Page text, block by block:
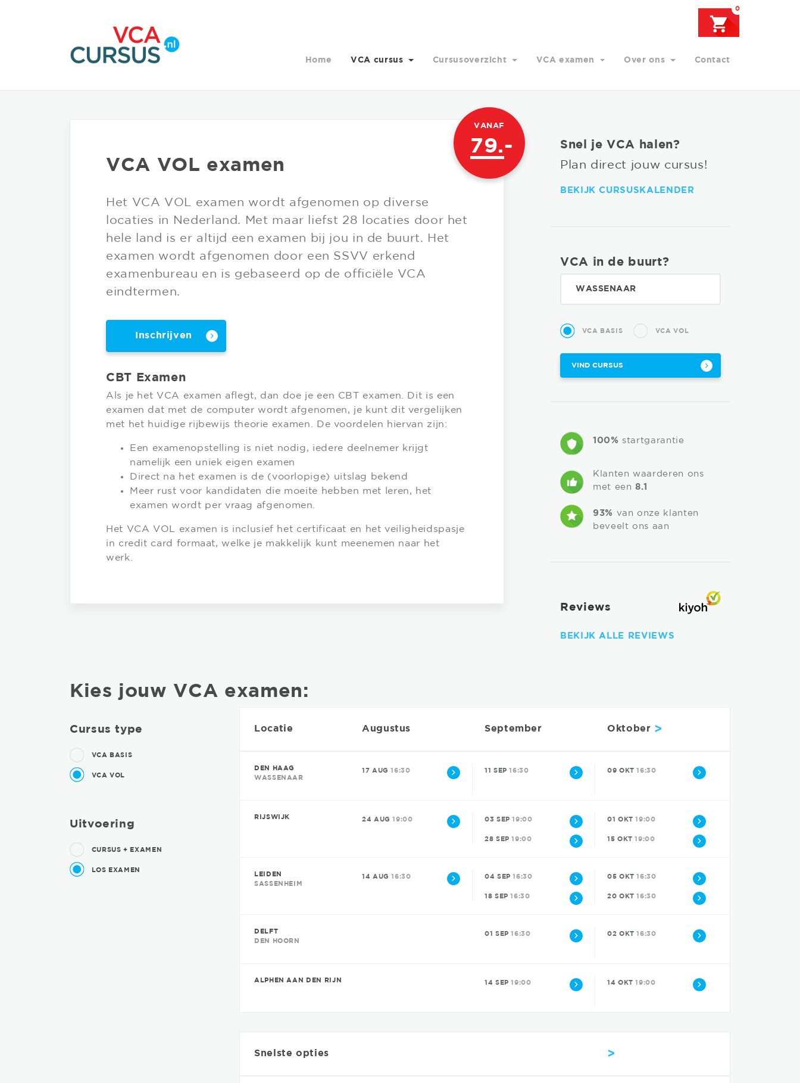
0
Home VCA cursus Cursusoverzicht VCA examen Over ons Contact
VCA VOL examen
Het VCA VOL examen wordt afgenomen op diverse
locaties in Nederland. Met maar liefst 28 locaties door het
hele land is er altijd een examen bij jou in de buurt. Het
examen wordt afgenomen door een SSVV erkend
examenbureau en is gebaseerd op de officiële VCA
eindtermen.
Inschrijven
CBT Examen
Als je het VCA examen aflegt, dan doe je een CBT examen. Dit is een
examen dat met de computer wordt afgenomen, je kunt dit vergelijken
met het huidige rijbewijs theorie examen. De voordelen hiervan zijn:
Een examenopstelling is niet nodig, iedere deelnemer krijgt
namelijk een uniek eigen examen
Direct na het examen is de (voorlopige) uitslag bekend
Meer rust voor kandidaten die moeite hebben met leren, het
examen wordt per vraag afgenomen.
Het VCA VOL examen is inclusief het certificaat en het veiligheidspasje
in credit card formaat, welke je makkelijk kunt meenemen naar het
werk.
VANAF
79.-
Snel je VCA halen?
Plan direct jouw cursus!
BEKIJK CURSUSKALENDER
VCA in de buurt?
VCA BASIS VCA VOL
VIND CURSUS
100% startgarantie
Klanten waarderen ons
met een8.1
93%
van onze klanten
beveelt ons aan
Reviews
BEKIJK ALLE REVIEWS
Kies jouw VCA examen:
Cursus type
VCA BASIS
VCA VOL
Uitvoering
CURSUS + EXAMEN
LOS EXAMEN
Locatie Augustus September Oktober >
DEN HAAG
WASSENAAR
17 AUG 16:30 11 SEP 16:30 09 OKT 16:30
RIJSWIJK 24 AUG 19:00 03 SEP 19:00
28 SEP 19:00
01 OKT 19:00
15 OKT 19:00
LEIDEN
SASSENHEIM
14 AUG 16:30 04 SEP 16:30
18 SEP 16:30
05 OKT 16:30
20 OKT 16:30
DELFT
DEN HOORN
01 SEP 16:30 02 OKT 16:30
ALPHEN AAN DEN RIJN 14 SEP 19:00 14 OKT 19:00
Snelste opties >